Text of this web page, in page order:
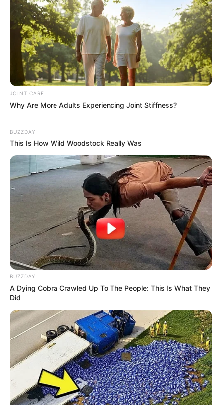
JOINT CARE
Why Are More Adults Experiencing Joint Stiffness?
BUZZDAY
This Is How Wild Woodstock Really Was
BUZZDAY
A Dying Cobra Crawled Up To The People: This Is What They
Did